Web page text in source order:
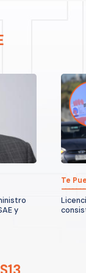
y
Te